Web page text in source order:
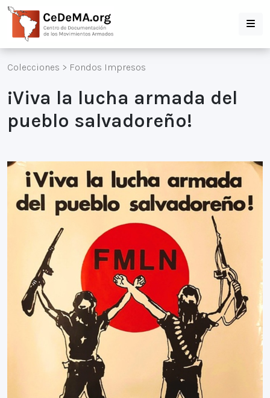
Colecciones > Fondos Impresos
¡Viva la lucha armada del
pueblo salvadoreño!